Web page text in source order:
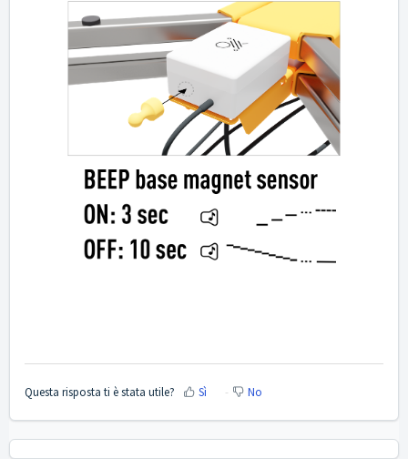
Questa risposta ti è stata utile? Sì No